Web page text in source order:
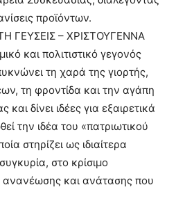
προϊόντων.
ΓΕΥΣΕΙΣ – ΧΡΙΣΤΟΥΓΕΝΝΑ
και πολιτιστικό γεγονός
τη χαρά της γιορτής,
τη φροντίδα και την αγάπη
δίνει ιδέες για εξαιρετικά
την ιδέα του «πατριωτικού
στηρίζει ως ιδιαίτερα
στο κρίσιμο
ανανέωσης και ανάτασης που